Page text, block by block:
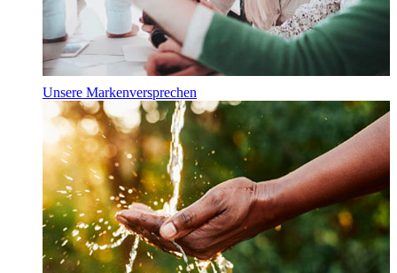
Unsere Markenversprechen